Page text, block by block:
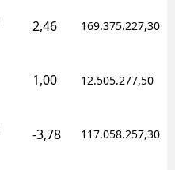
Karabük
Osmaniye
2,46 169.375.227,30
1,00 12.505.277,50
-3,78 117.058.257,30